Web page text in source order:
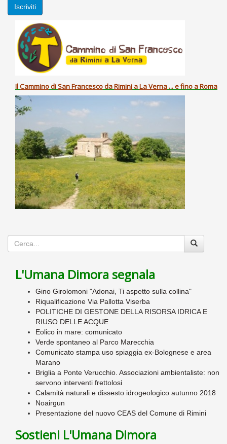
IlCamminodiSan FrancescodaRimini aLa Verna... e fino a Roma
L'Umana Dimora segnala
Gino Girolomoni "Adonai, Ti aspetto sulla collina"
Riqualificazione Via Pallotta Viserba
POLITICHE DI GESTONE DELLA RISORSA IDRICA E
RIUSO DELLE ACQUE
Eolico in mare: comunicato
Verde spontaneo al Parco Marecchia
Comunicato stampa uso spiaggia ex-Bolognese e area
Marano
Briglia a Ponte Verucchio. Associazioni ambientaliste: non
servono interventi frettolosi
Calamità naturali e dissesto idrogeologico autunno 2018
Noairgun
Presentazione del nuovo CEAS del Comune di Rimini
Sostieni L'Umana Dimora